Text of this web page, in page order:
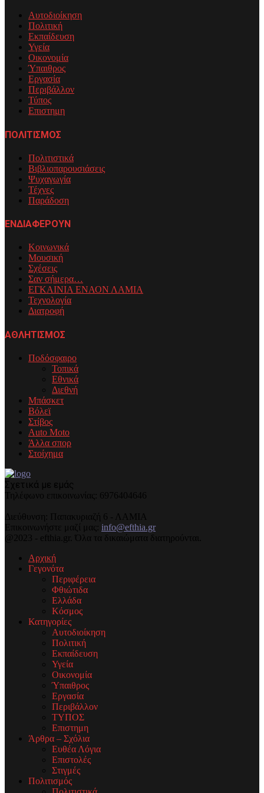
Αυτοδιοίκηση
Πολιτική
Εκπαίδευση
Υγεία
Οικονομία
Ύπαιθρος
Εργασία
Περιβάλλον
Τύπος
Επιστημη
ΠΟΛΙΤΙΣΜΟΣ
Πολιτιστικά
Βιβλιοπαρουσιάσεις
Ψυχαγωγία
Τέχνες
Παράδοση
ΕΝΔΙΑΦΕΡΟΥΝ
Κοινωνικά
Μουσική
Σχέσεις
Σαν σήμερα…
ΕΓΚΑΙΝΙΑ ΕΝΑΟΝ ΛΑΜΙΑ
Τεχνολογία
Διατροφή
ΑΘΛΗΤΙΣΜΟΣ
Ποδόσφαιρο
Τοπικά
Εθνικά
Διεθνή
Μπάσκετ
Βόλεϊ
Στίβος
Auto Moto
Άλλα σπορ
Στοίχημα
Σχετικά με εμάς
Τηλέφωνo επικοινωνίας: 6976404646
Διεύθυνση: Παπακυριαζή 6 - ΛΑΜΙΑ
Επικοινωνήστε μαζί μας: info@efthia.gr
@2023 - efthia.gr. Όλα τα δικαιώματα διατηρούνται.
Αρχική
Γεγονότα
Περιφέρεια
Φθιώτιδα
Ελλάδα
Κόσμος
Κατηγορίες
Αυτοδιοίκηση
Πολιτική
Εκπαίδευση
Υγεία
Οικονομία
Ύπαιθρος
Εργασία
Περιβάλλον
ΤΥΠΟΣ
Επιστημη
Άρθρα – Σχόλια
Ευθέα Λόγια
Επιστολές
Στιγμές
Πολιτισμός